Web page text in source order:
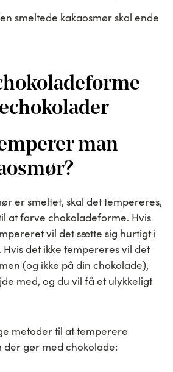
smeltede kakaosmør skal ende
man
er smeltet, skal det tempereres,
at farve chokoladeforme. Hvis
vil det sætte sig hurtigt i
det ikke tempereres vil det
(og ikke på din chokolade),
med, og du vil få et ulykkeligt
metoder til at temperere
der gør med chokolade: